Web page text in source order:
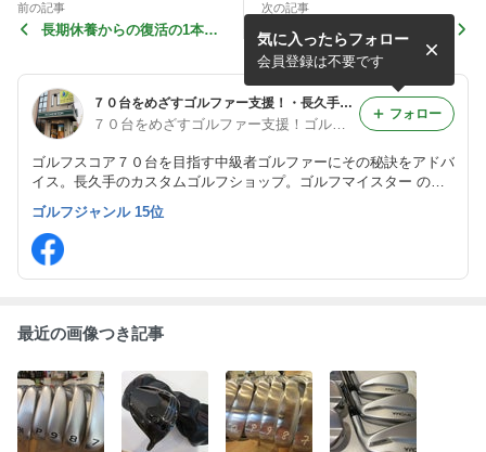
前の記事
長期休養からの復活の1本！
次の記事
ドライバー飛ばない女性！ち
ょっと長くしてみよう！！
７０台をめざすゴルファー支援！・長久手のカスタムショップ,ゴルフマイスターのブログ
ゴルフスコア７０台を目指す中級者ゴルファーにその秘訣をアドバ
イス。長久手のカスタムゴルフショップ。ゴルフマイスター のブ
ログです。
気に入ったらフォロー
会員登録は不要です
フォロー
ゴルフジャンル 15位
最近の画像つき記事